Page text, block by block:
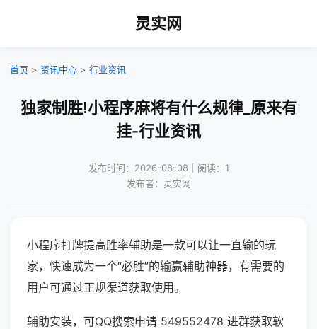
灵实网
首页 > 资讯中心 > 行业资讯
独家制胜!小程序麻将有什么规律_原来有
挂-行业资讯
发布时间：2026-08-08｜阅读：1
发布者：灵实网
小程序打牌提高胜率辅助是一款可以让一直输的玩
家，快速成为一个“必胜”的输赢辅助神器，有需要的
用户可通过正规渠道获取使用。
辅助安装，可QQ搜索申请 549552478 进群获取软